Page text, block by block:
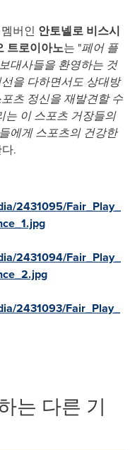
버인 안토넬로 비스시
트로이아노는 "페어 플
대사들을 환영하는 것
을 다하면서도 상대방
츠 정신을 재발견할 수
는 이 스포츠 거장들의
에게 스포츠의 건강한
.
2431095/Fair_Play_
2431094/Fair_Play_
2431093/Fair_Play_
는 다른 기